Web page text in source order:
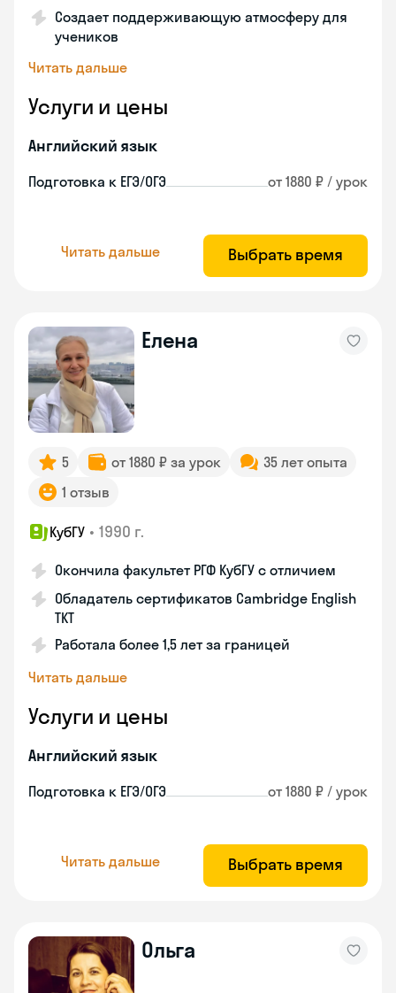
Создает поддерживающую атмосферу для
учеников
Читать дальше
Услуги и цены
Английский язык
Подготовка к ЕГЭ/ОГЭ от 1880 ₽ / урок
Читать дальше Выбрать время
Елена
5 от 1880 ₽ за урок
35 лет опыта
1 отзыв
КубГУ • 1990 г.
Окончила факультет РГФ КубГУ с отличием
Обладатель сертификатов Cambridge English
TKT
Работала более 1,5 лет за границей
Читать дальше
Услуги и цены
Английский язык
Подготовка к ЕГЭ/ОГЭ от 1880 ₽ / урок
Читать дальше Выбрать время
Ольга